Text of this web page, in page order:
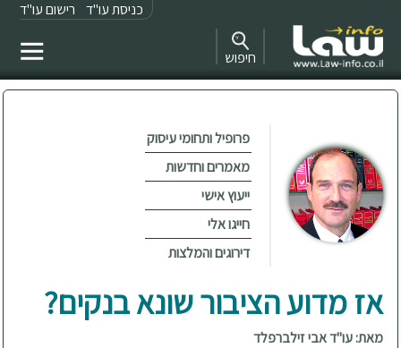
כניסת עו"ד רישום עו"ד
חיפוש
פרופיל ותחומי עיסוק
מאמרים וחדשות
ייעוץ אישי
חייגו אלי
דירוגים והמלצות
אז מדוע הציבור שונא בנקים?
מאת: עו"ד אבי זילברפלד